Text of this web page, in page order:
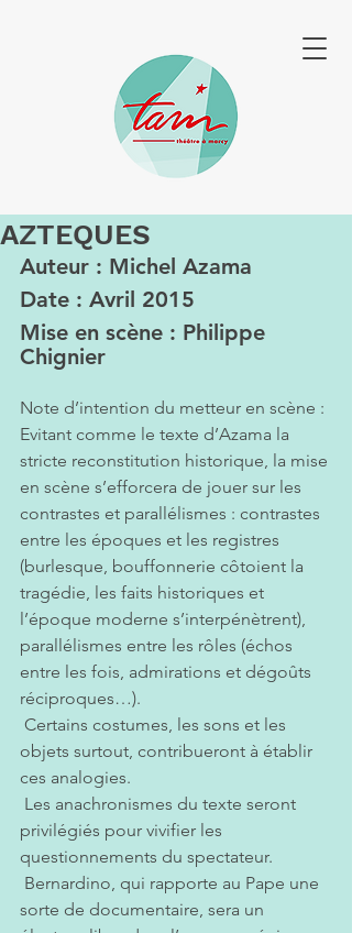
AZTEQUES
Auteur : Michel Azama
Date : Avril 2015
Mise en scène : Philippe
Chignier
Note d’intention du metteur en scène :
Evitant comme le texte d’Azama la
stricte reconstitution historique, la mise
en scène s’efforcera de jouer sur les
contrastes et parallélismes : contrastes
entre les époques et les registres
(burlesque, bouffonnerie côtoient la
tragédie, les faits historiques et
l’époque moderne s’interpénètrent),
parallélismes entre les rôles (échos
entre les fois, admirations et dégoûts
réciproques…).
objets surtout, contribueront à établir
ces analogies.
privilégiés pour vivifier les
questionnements du spectateur.
sorte de documentaire, sera un